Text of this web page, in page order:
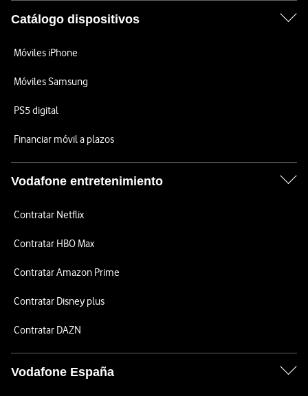
Catálogo dispositivos
Móviles iPhone
Móviles Samsung
PS5 digital
Financiar móvil a plazos
Vodafone entretenimiento
Contratar Netflix
Contratar HBO Max
Contratar Amazon Prime
Contratar Disney plus
Contratar DAZN
Vodafone España